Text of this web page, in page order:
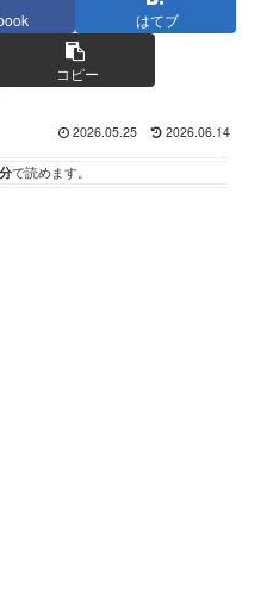
はてブ
コピー
2026.05.25 2026.06.14
で読めます。